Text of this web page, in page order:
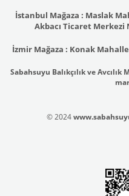
İstanbul Mağaza : Maslak
Akbacı Ticaret Merkezi
İzmir Mağaza : Konak
Sabahsuyu Balıkçılık ve
© 2024